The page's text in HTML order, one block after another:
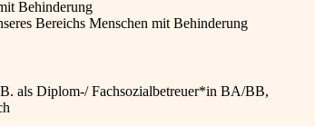
Behinderung
Bereichs Menschen mit Behinderung
als Diplom-/ Fachsozialbetreuer*in BA/BB,